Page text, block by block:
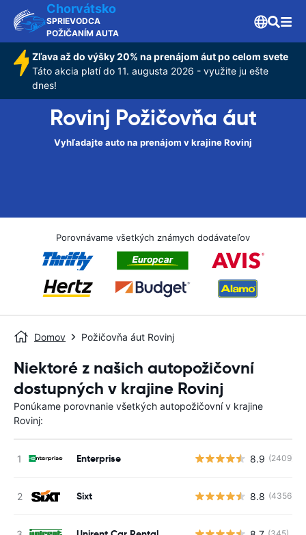
Chorvátsko
SPRIEVODCA
POŽIČANÍM AUTA
Zľava až do výšky 20% na prenájom áut po celom svete
Táto akcia platí do 11. augusta 2026 - využite ju ešte
dnes!
Rovinj Požičovňa áut
Vyhľadajte auto na prenájom v krajine Rovinj
Porovnávame všetkých známych dodávateľov
Domov Požičovňa áut Rovinj
Niektoré z našich autopožičovní
dostupných v krajine Rovinj
Ponúkame porovnanie všetkých autopožičovní v krajine
Rovinj:
Enterprise 8.9 (2409)
Sixt 8.8 (4356)